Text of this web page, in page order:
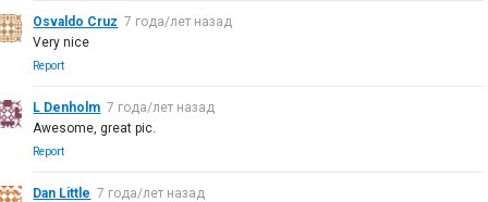
Osvaldo Cruz 7 года/лет назад
Very nice
Report
L Denholm 7 года/лет назад
Awesome, great pic.
Report
Dan Little 7 года/лет назад